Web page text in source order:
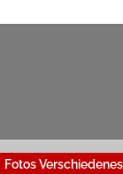
Fotos Verschiedenes